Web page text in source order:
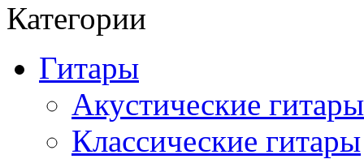
Категории
Гитары
Акустические гитары
Классические гитары